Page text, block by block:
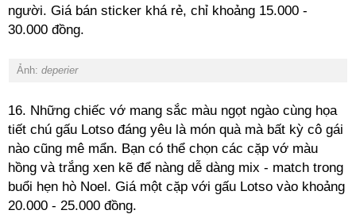
người. Giá bán sticker khá rẻ, chỉ khoảng 15.000 -
30.000 đồng.
Ảnh: deperier
16. Những chiếc vớ mang sắc màu ngọt ngào cùng họa
tiết chú gấu Lotso đáng yêu là món quà mà bất kỳ cô gái
nào cũng mê mẩn. Bạn có thể chọn các cặp vớ màu
hồng và trắng xen kẽ để nàng dễ dàng mix - match trong
buổi hẹn hò Noel. Giá một cặp với gấu Lotso vào khoảng
20.000 - 25.000 đồng.